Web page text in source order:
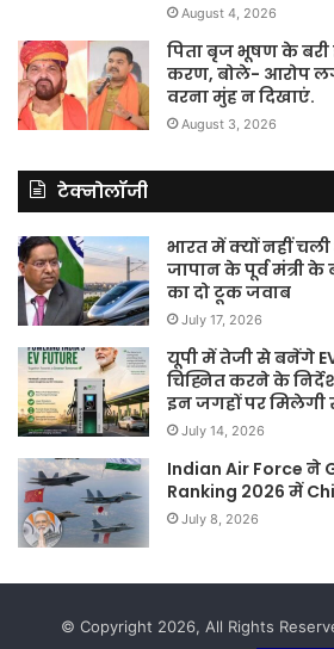
August 4, 2026
पिता बृज भूषण के
करण, बोले- आरोप
वरना मुंह न दिखाएं.
August 3, 2026
टेक्नोलॉजी
भारत में क्यों नहीं
जापान के पूर्व मंत्री
का दो टूक जवाब
July 17, 2026
यूपी में तेजी से बनेंगे
चिह्नित करने के
इन जगहों पर मिलेगी
July 14, 2026
Indian Air Force ने
Ranking 2026 में
July 8, 2026
© Copyright 2026, All Rights